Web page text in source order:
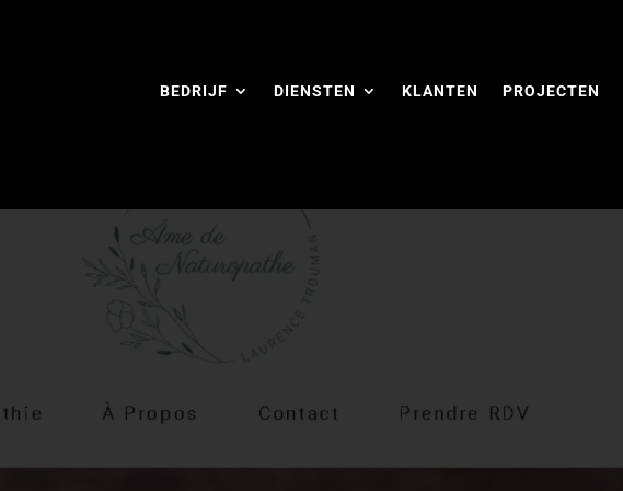
BEDRIJF DIENSTEN KLANTEN PROJECTEN